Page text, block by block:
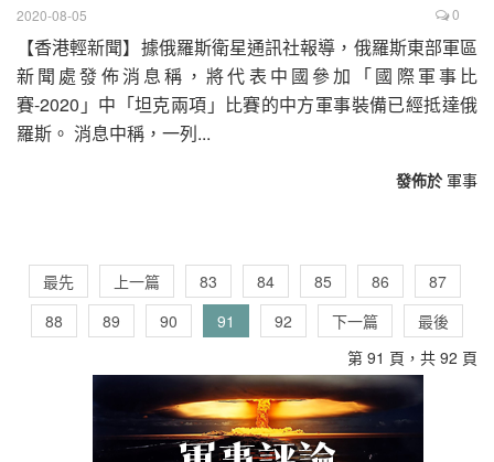
2020-08-05 0
【香港輕新聞】據俄羅斯衛星通訊社報導，俄羅斯東部軍區
新聞處發佈消息稱，將代表中國參加「國際軍事比
賽-2020」中「坦克兩項」比賽的中方軍事裝備已經抵達俄
羅斯。 消息中稱，一列...
發佈於 軍事
最先 上一篇 83 84 85 86
87
88
89 90 91 92 下一篇
最後
第 91 頁，共 92 頁